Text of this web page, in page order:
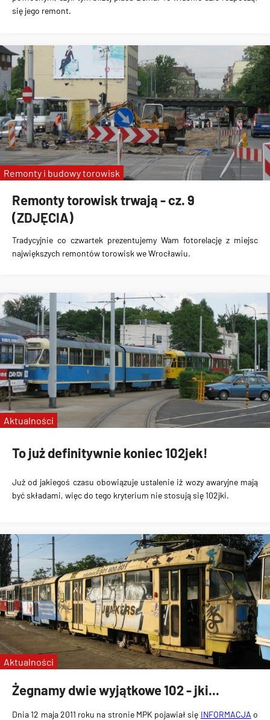
się jego remont.
Remonty torowisk trwają - cz. 9
(ZDJĘCIA)
Tradycyjnie co czwartek prezentujemy Wam fotorelację z miejsc
największych remontów torowisk we Wrocławiu.
Remonty i budowy torowisk
To już definitywnie koniec 102jek!
Już od jakiegoś czasu obowiązuje ustalenie iż wozy awaryjne mają
być składami, więc do tego kryterium nie stosują się 102jki.
Aktualności
Żegnamy dwie wyjątkowe 102 - jki...
Dnia 12 maja 2011 roku na stronie MPK pojawiał się INFORMACJA o
Aktualności